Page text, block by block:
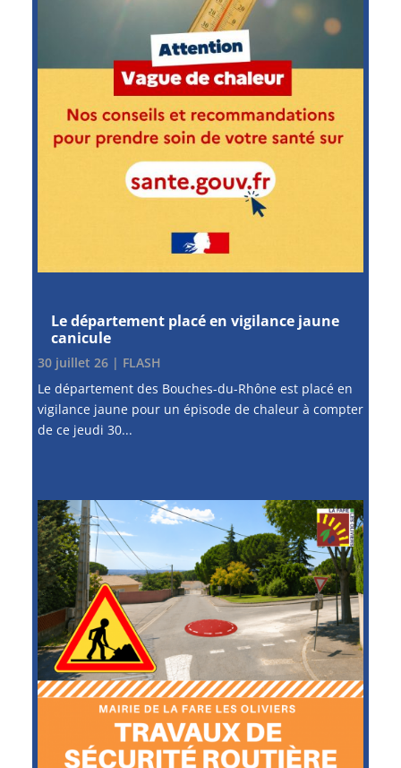
Le département placé en vigilance jaune
canicule
30 juillet 26| FLASH
Le département des Bouches-du-Rhône est placé en
vigilance jaune pour un épisode de chaleur à compter
de ce jeudi 30...